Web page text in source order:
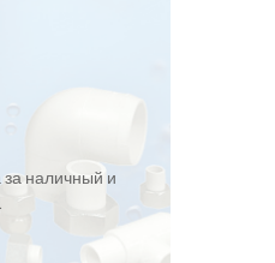
наличный и